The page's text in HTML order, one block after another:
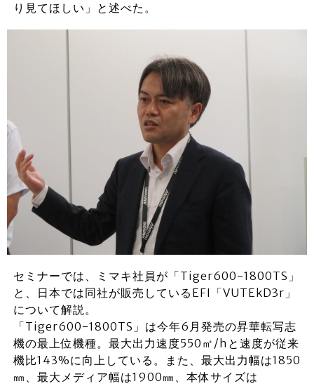
り見てほしい」と述べた。
セミナーでは、ミマキ社員が「Tiger600-1800TS」
と、日本では同社が販売しているEFI「VUTEkD3r」
について解説。
「Tiger600-1800TS」は今年6月発売の昇華転写志
機の最上位機種。最大出力速度550㎡/hと速度が従来
機比143%に向上している。また、最大出力幅は1850
㎜、最大メディア幅は1900㎜、本体サイズは